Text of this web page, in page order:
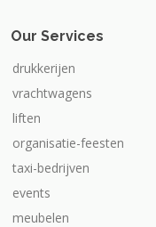
Our Services
drukkerijen
vrachtwagens
liften
organisatie-feesten
taxi-bedrijven
events
meubelen